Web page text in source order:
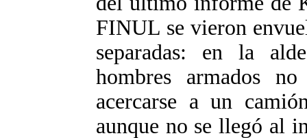
FINUL se vieron
separadas: en la
hombres armados
acercarse a un
aunque no se llegó al